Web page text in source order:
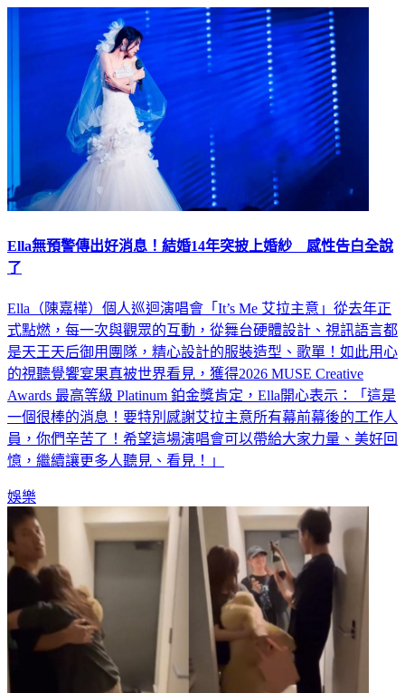
Ella無預警傳出好消息！結婚14年突披上婚紗 感性告白全說
了
Ella（陳嘉樺）個人巡迴演唱會「It’s Me 艾拉主意」從去年正
式點燃，每一次與觀眾的互動，從舞台硬體設計、視訊語言都
是天王天后御用團隊，精心設計的服裝造型、歌單！如此用心
的視聽覺饗宴果真被世界看見，獲得2026 MUSE Creative
Awards 最高等級 Platinum 鉑金獎肯定，Ella開心表示：「這是
一個很棒的消息！要特別感謝艾拉主意所有幕前幕後的工作人
員，你們辛苦了！希望這場演唱會可以帶給大家力量、美好回
憶，繼續讓更多人聽見、看見！」
娛樂